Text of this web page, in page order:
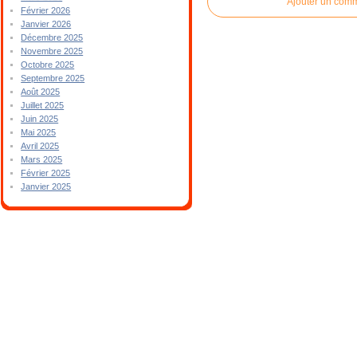
Février 2026
Janvier 2026
Décembre 2025
Novembre 2025
Octobre 2025
Septembre 2025
Août 2025
Juillet 2025
Juin 2025
Mai 2025
Avril 2025
Mars 2025
Février 2025
Janvier 2025